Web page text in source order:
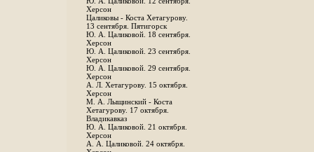
Херсон
Цаликовы - Коста Хетагурову.
13 сентября. Пятигорск
Ю. А. Цаликовой. 18 сентября.
Херсон
Ю. А. Цаликовой. 23 сентября.
Херсон
Ю. А. Цаликовой. 29 сентября.
Херсон
А. Л. Хетагурову. 15 октября.
Херсон
М. А. Лыщинский - Коста
Хетагурову. 17 октября.
Владикавказ
Ю. А. Цаликовой. 21 октября.
Херсон
А. А. Цаликовой. 24 октября.